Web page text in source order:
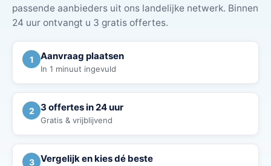
passende aanbieders uit ons landelijke netwerk. Binnen
24 uur ontvangt u 3 gratis offertes.
1 Aanvraag plaatsen
In 1 minuut ingevuld
2 3 offertes in 24 uur
Gratis & vrijblijvend
3 Vergelijk en kies dé beste